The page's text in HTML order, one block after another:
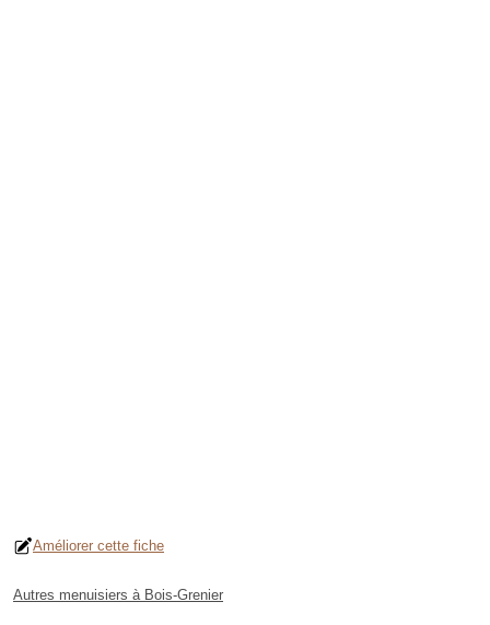
Améliorer cette fiche
Autres menuisiers à Bois-Grenier